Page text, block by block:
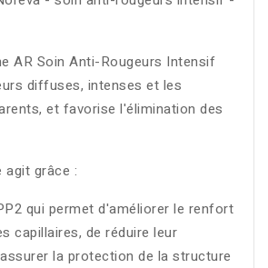
AR Soin Anti-Rougeurs Intensif
diffuses, intenses et les
et favorise l'élimination des
agit grâce :
qui permet d'améliorer le renfort
capillaires, de réduire leur
la protection de la structure